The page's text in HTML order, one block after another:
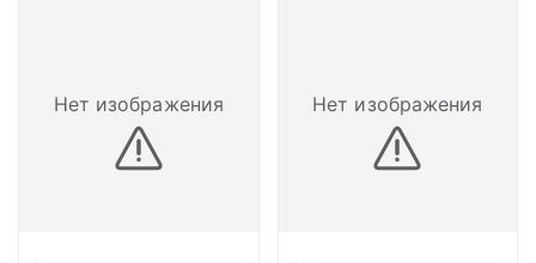
Нет изображения Нет изображения